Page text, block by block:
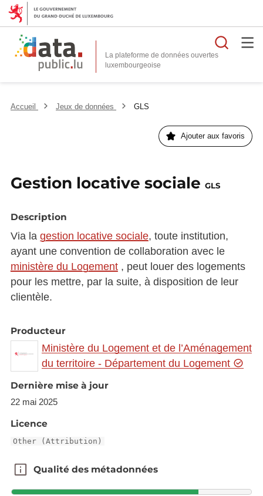
La plateforme de données ouvertes
Accueil Jeux de données GLS
Ajouter aux favoris
Gestion locative sociale GLS
Description
Via la gestion locative sociale, toute institution,
ayant une convention de collaboration avec le
ministère du Logement, peut louer des logements
pour les mettre, par la suite, à disposition de leur
clientèle.
Producteur
Ministère du Logement et de l’Aménagement
du territoire - Département du Logement
Dernière mise à jour
22 mai 2025
Licence
Other (Attribution)
Qualité des métadonnées
Qualité des métadonnées